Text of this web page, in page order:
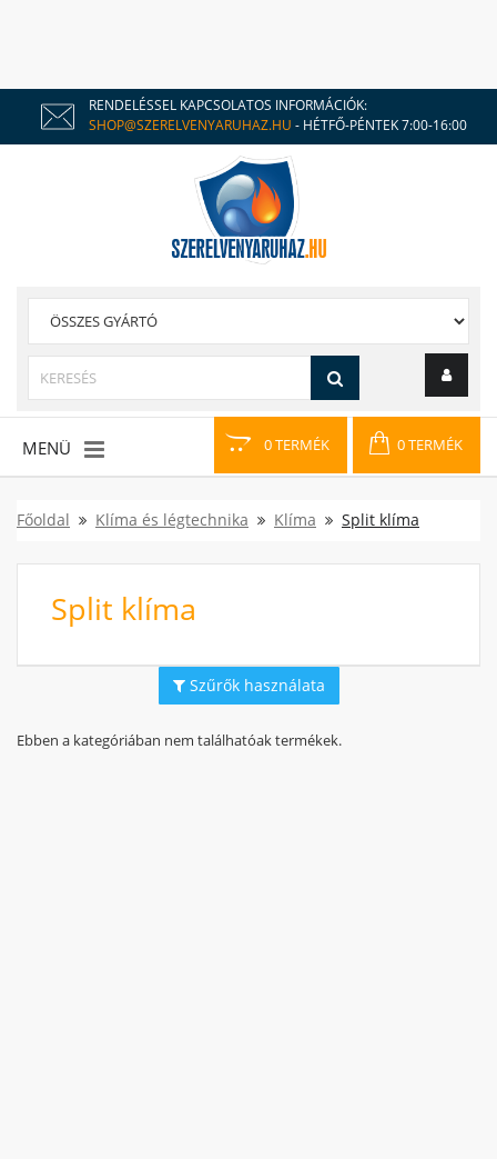
RENDELÉSSEL KAPCSOLATOS INFORMÁCIÓK:
SHOP@SZERELVENYARUHAZ.HU - HÉTFŐ-PÉNTEK 7:00-16:00
0 TERMÉK 0 TERMÉK
MENÜ
Főoldal Klíma és légtechnika Klíma Split klíma
Split klíma
Szűrők használata
Ebben a kategóriában nem találhatóak termékek.